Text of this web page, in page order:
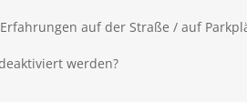
auf der Straße / auf
werden?